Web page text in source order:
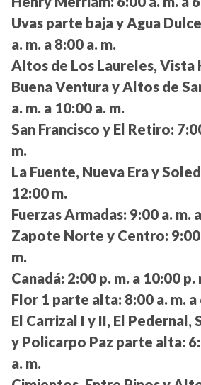
Uvas parte baja y Agua
a. m. a 8:00 a. m.
Altos de Los Laureles, Vista
Buena Ventura y Altos de
a. m. a 10:00 a. m.
San Francisco y El Retiro:
m.
La Fuente, Nueva Era y
12:00 m.
Fuerzas Armadas: 9:00 a. m.
Zapote Norte y Centro:
m.
Canadá: 2:00 p. m. a 10:00 p.
Flor 1 parte alta: 8:00 a. m.
El Carrizal I y II, El Pedernal,
y Policarpo Paz parte alta:
a. m.